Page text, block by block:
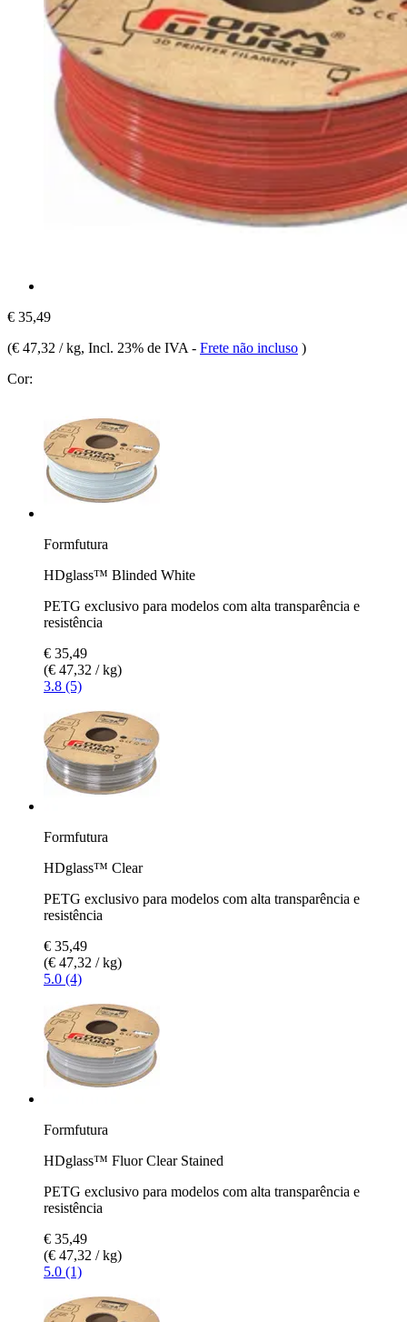
€ 35,49
(€ 47,32 / kg, Incl. 23% de IVA - Frete não incluso )
Cor:
Formfutura
HDglass™ Blinded White
PETG exclusivo para modelos com alta transparência e
resistência
€ 35,49
(€ 47,32 / kg)
3.8 (5)
Formfutura
HDglass™ Clear
PETG exclusivo para modelos com alta transparência e
resistência
€ 35,49
(€ 47,32 / kg)
5.0 (4)
Formfutura
HDglass™ Fluor Clear Stained
PETG exclusivo para modelos com alta transparência e
resistência
€ 35,49
(€ 47,32 / kg)
5.0 (1)